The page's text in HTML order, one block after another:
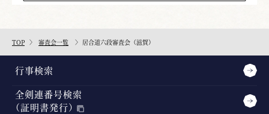
TOP 審査会一覧 居合道六段審査会（滋賀）
行事検索
全剣連番号検索
（証明書発行）